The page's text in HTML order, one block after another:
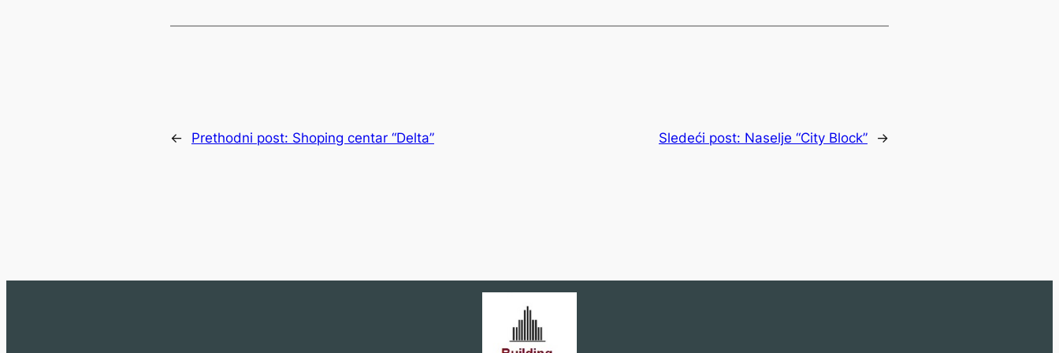
← Prethodni post: Shoping centar “Delta” Sledeći post: Naselje “City Block” →